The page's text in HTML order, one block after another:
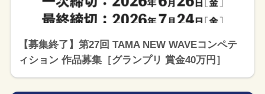
【募集終了】第27回 TAMA NEW WAVEコンペテ
ィション 作品募集［グランプリ 賞金40万円］